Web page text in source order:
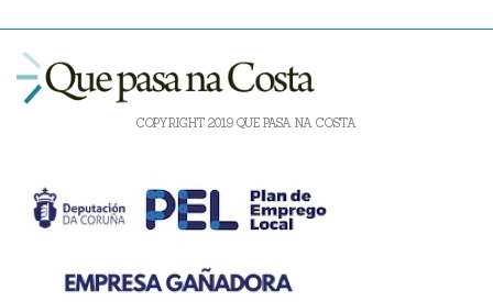
COPYRIGHT 2019 QUE PASA NA COSTA